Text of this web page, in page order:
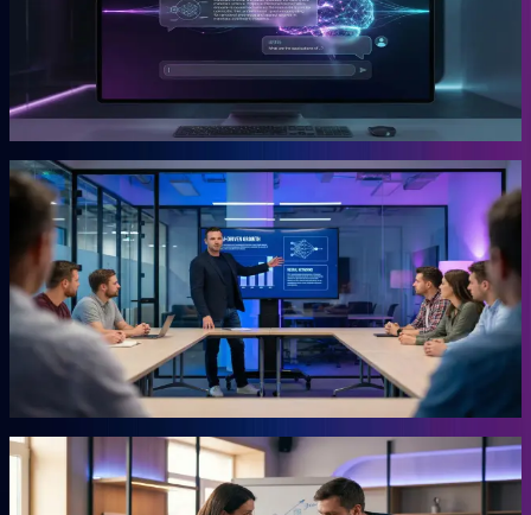
Die KI-Plattform für Unternehmer.
Snipbird ist das Tool, das Benno für Unternehmer gebaut hat. Kein
Hype. Kein Basteln. Bewährte Marketing-Systeme mit KI-
Unterstützung, direkt einsetzbar.
Gründer
KI-Marketing-Studio
Marketing für den Mittelstand, ohne Agentur.
Für Unternehmer, die keine Zeit für Marketing haben und trotzdem
Ergebnisse wollen. Das Studio übernimmt die Arbeit, für die du
sonst eine externe Agentur beauftragen müsstest. Ohne
Agenturpreise, ohne endlose Abstimmungsschleifen.
Mehr erfahren →
Autor
AHEAD Buchserie